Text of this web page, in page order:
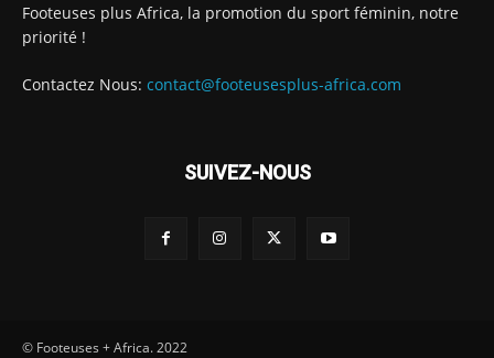
Footeuses plus Africa, la promotion du sport féminin, notre
priorité !
Contactez Nous: contact@footeusesplus-africa.com
SUIVEZ-NOUS
© Footeuses + Africa. 2022